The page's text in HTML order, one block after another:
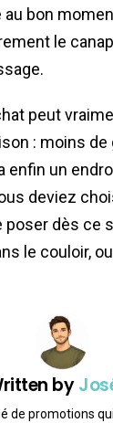
bon
le
peut
: moins
enfin un
deviez
dès ce
le couloir,
by
de promotions